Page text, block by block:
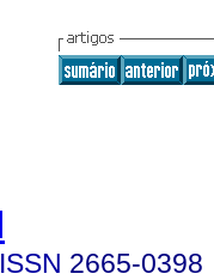
ISSN 2665-0398